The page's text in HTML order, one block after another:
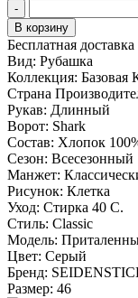
-
В корзину
Бесплатная
Вид: Рубашка
Коллекция: Базовая
Страна
Рукав: Длинный
Ворот: Shark
Состав: Хлопок
Сезон: Всесезонный
Манжет:
Рисунок: Клетка
Уход: Стирка 40 С.
Стиль: Classic
Модель:
Цвет: Серый
Бренд:
Размер: 46